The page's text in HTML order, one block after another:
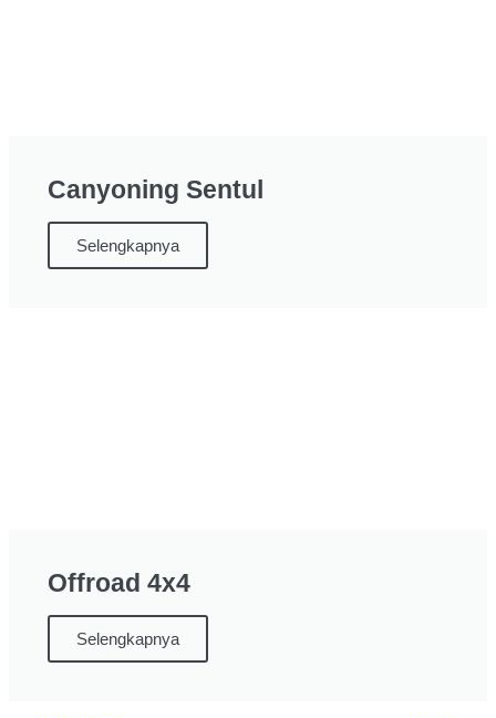
Canyoning Sentul
Selengkapnya
Offroad 4x4
Selengkapnya